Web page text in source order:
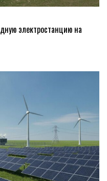
электростанцию на